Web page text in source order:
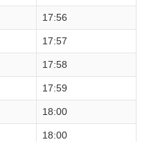
17:56
17:57
17:58
17:59
18:00
18:00